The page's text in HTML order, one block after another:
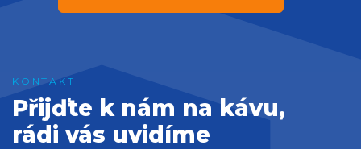
Přijďte k nám na kávu,
rádi vás uvidíme